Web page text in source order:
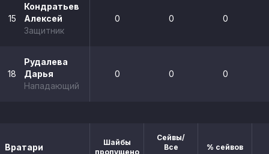
15
Кондратьев
Алексей
Защитник
0 0 0
18
Рудалева
Дарья
Нападающий
0 0 0
Вратари
Шайбы
пропущено
Сейвы/
Все
% сейвов